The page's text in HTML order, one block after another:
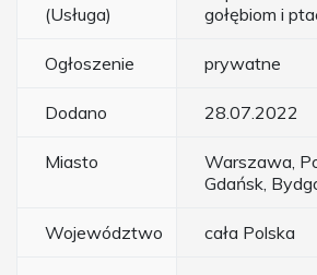
(Usługa)
gołębiom i
Ogłoszenie prywatne
Dodano 28.07.2022
Miasto
Warszawa,
Gdańsk,
Województwo cała Polska